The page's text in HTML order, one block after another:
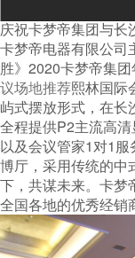
庆祝卡梦帝集团与长
卡梦帝电器有限公司
胜》2020卡梦帝集
议场地推荐熙林国际
屿式摆放形式，在长
全程提供P2主流高
以及会议管家1对1
博厅，采用传统的中
下，共谋未来。卡梦
全国各地的优秀经销